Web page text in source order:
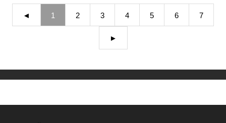
◄ 1 2 3 4 5 6 7
►